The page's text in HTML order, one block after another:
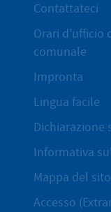
Contattateci
Orari d'ufficio
comunale
Impronta
Lingua facile
Informativa
Mappa del sito
Accesso